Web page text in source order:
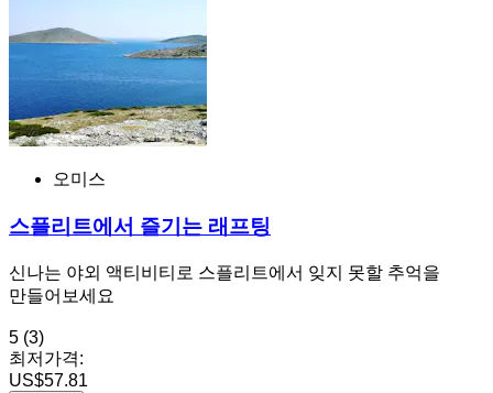
오미스
스플리트에서 즐기는 래프팅
신나는 야외 액티비티로 스플리트에서 잊지 못할 추억을
만들어보세요
5 (3)
최저가격:
US$57.81